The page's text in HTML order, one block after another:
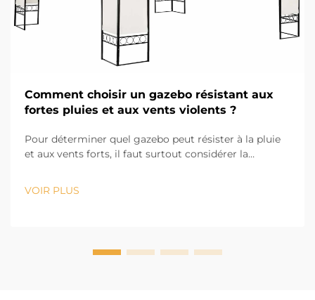
Comment choisir un gazebo résistant aux
fortes pluies et aux vents violents ?
Pour déterminer quel gazebo peut résister à la pluie
et aux vents forts, il faut surtout considérer la
ans d'expérience dans le secteur, sait que la première
VOIR PLUS